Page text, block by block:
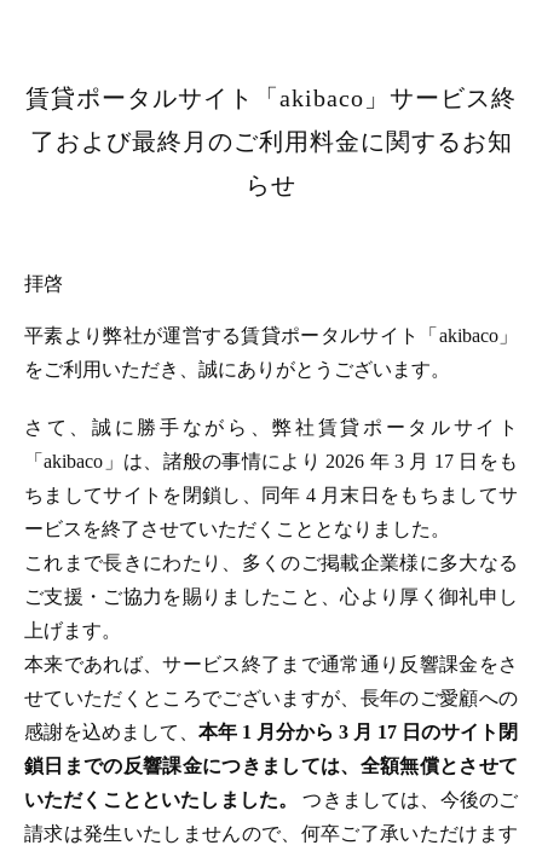
賃貸ポータルサイト「akibaco」サービス終
了および最終月のご利用料金に関するお知
らせ
拝啓
平素より弊社が運営する賃貸ポータルサイト「akibaco」
をご利用いただき、誠にありがとうございます。
さて、誠に勝手ながら、弊社賃貸ポータルサイト
「akibaco」は、諸般の事情により 2026 年 3 月 17 日をも
ちましてサイトを閉鎖し、同年 4 月末日をもちましてサ
ービスを終了させていただくこととなりました。
これまで長きにわたり、多くのご掲載企業様に多大なる
ご支援・ご協力を賜りましたこと、心より厚く御礼申し
上げます。
本来であれば、サービス終了まで通常通り反響課金をさ
せていただくところでございますが、長年のご愛顧への
感謝を込めまして、 本年 1 月分から 3 月 17 日のサイト閉
鎖日までの反響課金につきましては、全額無償とさせて
いただくことといたしました。つきましては、今後のご
請求は発生いたしませんので、何卒ご了承いただけます